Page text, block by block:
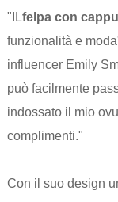
"ILfelpa con
funzionalità e
influencer Emily
può facilmente
indossato il mio
complimenti."
Con il suo design